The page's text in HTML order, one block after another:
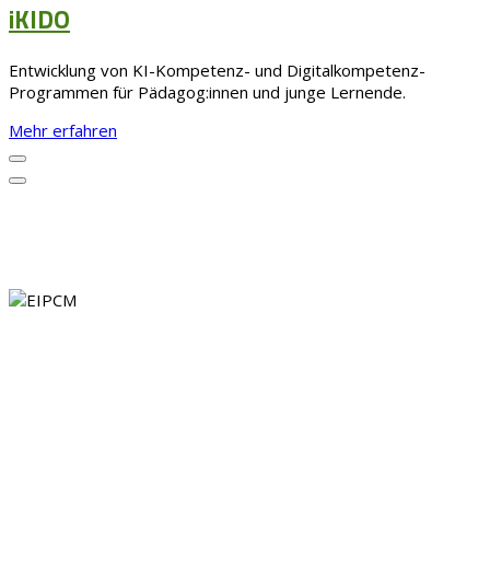
iKIDO
Entwicklung von KI-Kompetenz- und Digitalkompetenz-
Programmen für Pädagog:innen und junge Lernende.
Mehr erfahren